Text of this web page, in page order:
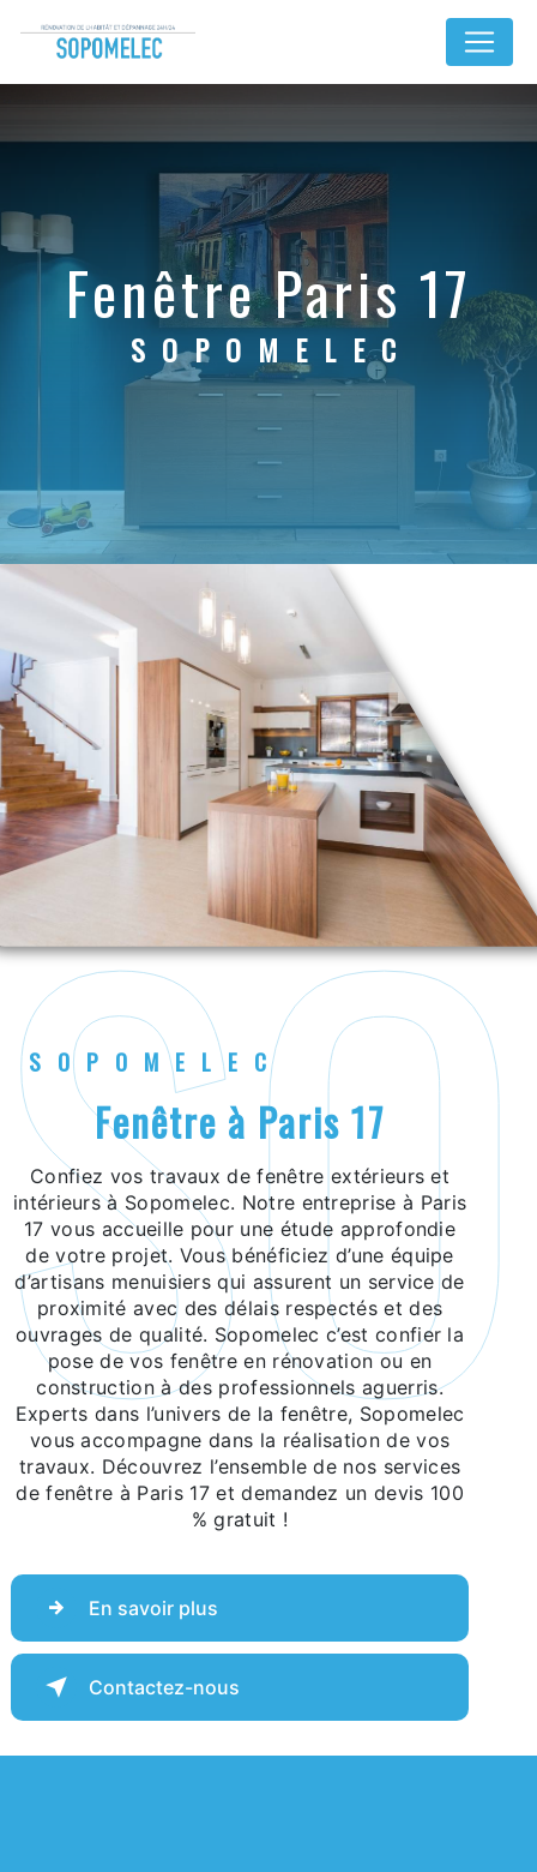
fenêtre Paris 17
SOPOMELEC
SOPOMELEC
fenêtre à Paris 17
Confiez vos travaux de fenêtre extérieurs et
intérieurs à Sopomelec. Notre entreprise à Paris
17 vous accueille pour une étude approfondie
de votre projet. Vous bénéficiez d’une équipe
d’artisans menuisiers qui assurent un service de
proximité avec des délais respectés et des
ouvrages de qualité. Sopomelec c’est confier la
pose de vos fenêtre en rénovation ou en
construction à des professionnels aguerris.
Experts dans l’univers de la fenêtre, Sopomelec
vous accompagne dans la réalisation de vos
travaux. Découvrez l’ensemble de nos services
de fenêtre à Paris 17 et demandez un devis 100
% gratuit !
En savoir plus
Contactez-nous